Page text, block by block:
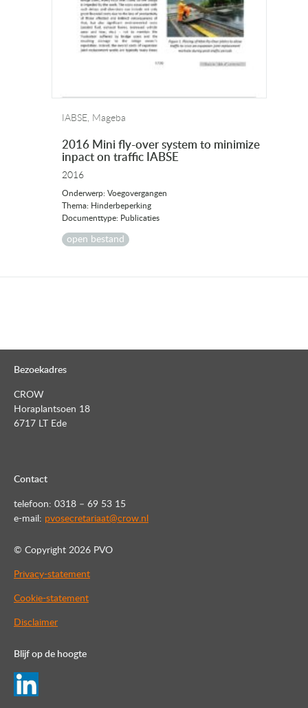
IABSE, Mageba
2016 Mini fly-over system to minimize
inpact on traffic IABSE
2016
Onderwerp: Voegovergangen
Thema: Hinderbeperking
Documenttype: Publicaties
open bestand
Bezoekadres
CROW
Horaplantsoen 18
6717 LT Ede
Contact
telefoon: 0318 – 69 53 15
e-mail: pvosecretariaat@crow.nl
© Copyright 2026 PVO
Privacy-statement
Cookie-statement
Disclaimer
Blijf op de hoogte